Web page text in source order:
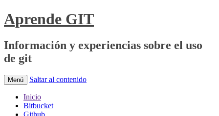
Aprende GIT
Información y experiencias sobre el uso
de git
Menú Saltar al contenido
Inicio
Bitbucket
Github